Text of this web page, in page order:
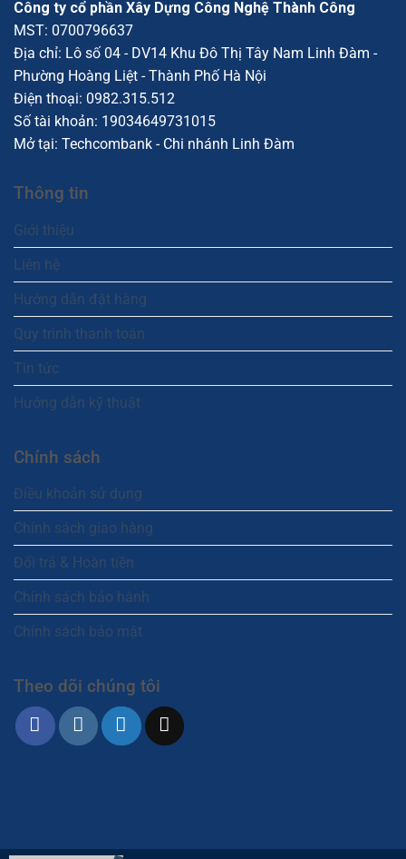
Công ty cổ phần Xây Dựng Công Nghệ Thành Công
MST: 0700796637
Địa chỉ: Lô số 04 - DV14 Khu Đô Thị Tây Nam Linh Đàm -
Phường Hoàng Liệt - Thành Phố Hà Nội
Điện thoại: 0982.315.512
Số tài khoản: 19034649731015
Mở tại: Techcombank - Chi nhánh Linh Đàm
Thông tin
Giới thiệu
Liên hệ
Hướng dẫn đặt hàng
Quy trình thanh toán
Tin tức
Hướng dẫn kỹ thuật
Chính sách
Điều khoản sử dụng
Chính sách giao hàng
Đổi trả & Hoàn tiền
Chính sách bảo hành
Chính sách bảo mật
Theo dõi chúng tôi